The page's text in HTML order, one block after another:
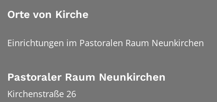
Orte von Kirche
Einrichtungen im Pastoralen Raum Neunkirchen
Pastoraler Raum Neunkirchen
Kirchenstraße 26